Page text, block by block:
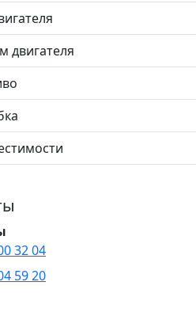
двигателя
32 04
59 20